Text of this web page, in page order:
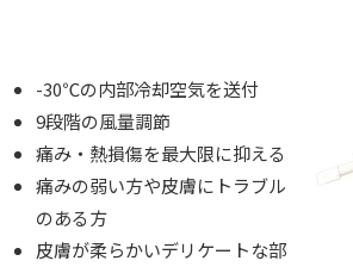
-30℃の内部冷却空気を送付
9段階の風量調節
痛み・熱損傷を最大限に抑える
痛みの弱い方や皮膚にトラブル
のある方
皮膚が柔らかいデリケートな部